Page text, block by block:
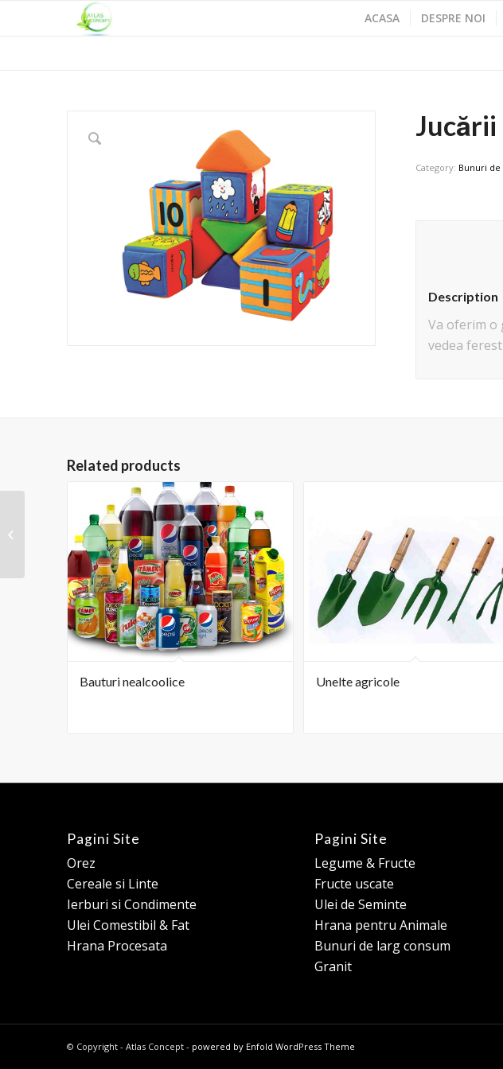
ACASA DESPRE NOI
Category: Bunuri de
Description
Va oferim o
vedea
Related products
Bauturi nealcoolice Unelte agricole
Pagini Site
Orez
Cereale si Linte
Ierburi si Condimente
Ulei Comestibil & Fat
Hrana Procesata
Pagini Site
Legume & Fructe
Fructe uscate
Ulei de Seminte
Hrana pentru Animale
Bunuri de larg consum
Granit
© Copyright - Atlas Concept - powered by Enfold WordPress Theme
Anvelope pentru